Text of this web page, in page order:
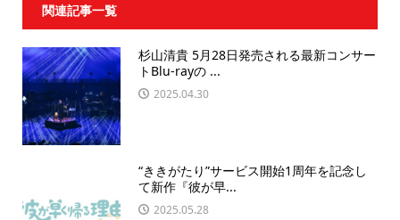
関連記事一覧
杉山清貴 5月28日発売される最新コンサー
トBlu-rayの ...
2025.04.30
“ききがたり”サービス開始1周年を記念し
て新作『彼が早...
2025.05.28